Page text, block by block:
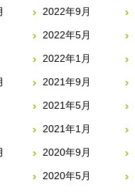
2022年9月
2022年5月
2022年1月
2021年9月
2021年5月
2021年1月
2020年9月
2020年5月